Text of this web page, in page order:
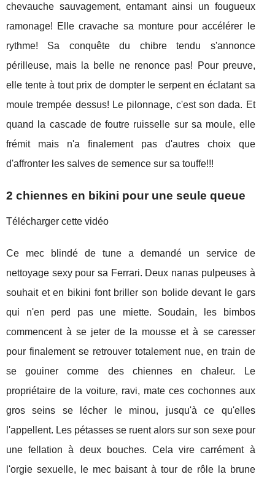
chevauche sauvagement, entamant ainsi un fougueux
ramonage! Elle cravache sa monture pour accélérer le
rythme! Sa conquête du chibre tendu s'annonce
périlleuse, mais la belle ne renonce pas! Pour preuve,
elle tente à tout prix de dompter le serpent en éclatant sa
moule trempée dessus! Le pilonnage, c'est son dada. Et
quand la cascade de foutre ruisselle sur sa moule, elle
frémit mais n'a finalement pas d'autres choix que
d'affronter les salves de semence sur sa touffe!!!
2 chiennes en bikini pour une seule queue
Télécharger cette vidéo
Ce mec blindé de tune a demandé un service de
nettoyage sexy pour sa Ferrari. Deux nanas pulpeuses à
souhait et en bikini font briller son bolide devant le gars
qui n'en perd pas une miette. Soudain, les bimbos
commencent à se jeter de la mousse et à se caresser
pour finalement se retrouver totalement nue, en train de
se gouiner comme des chiennes en chaleur. Le
propriétaire de la voiture, ravi, mate ces cochonnes aux
gros seins se lécher le minou, jusqu'à ce qu'elles
l'appellent. Les pétasses se ruent alors sur son sexe pour
une fellation à deux bouches. Cela vire carrément à
l'orgie sexuelle, le mec baisant à tour de rôle la brune